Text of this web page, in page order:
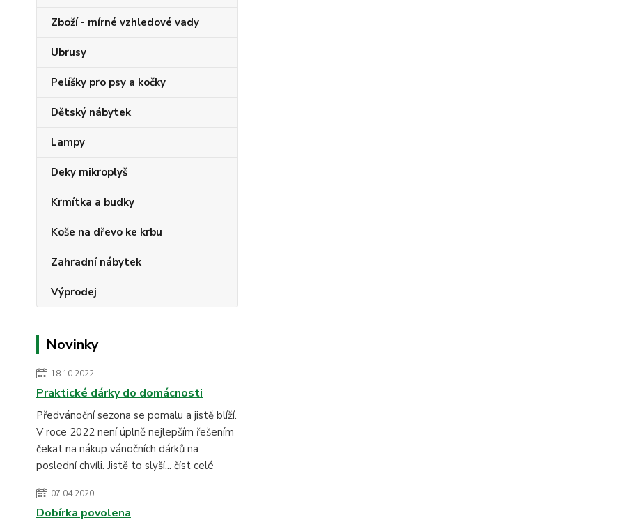
Zboží - mírné vzhledové vady
Ubrusy
Pelíšky pro psy a kočky
Dětský nábytek
Lampy
Deky mikroplyš
Krmítka a budky
Koše na dřevo ke krbu
Zahradní nábytek
Výprodej
Novinky
18.10.2022
Praktické dárky do domácnosti
Předvánoční sezona se pomalu a jistě blíží.
V roce 2022 není úplně nejlepším řešením
čekat na nákup vánočních dárků na
poslední chvíli. Jistě to slyší... číst celé
07.04.2020
Dobírka povolena